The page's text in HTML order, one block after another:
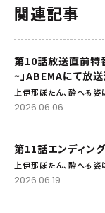
関連記事
第10話放送直前特
~」ABEMAにて放送
上伊那ぼたん、酔へる
2026.06.06
第11話エンディン
上伊那ぼたん、酔へる
2026.06.19